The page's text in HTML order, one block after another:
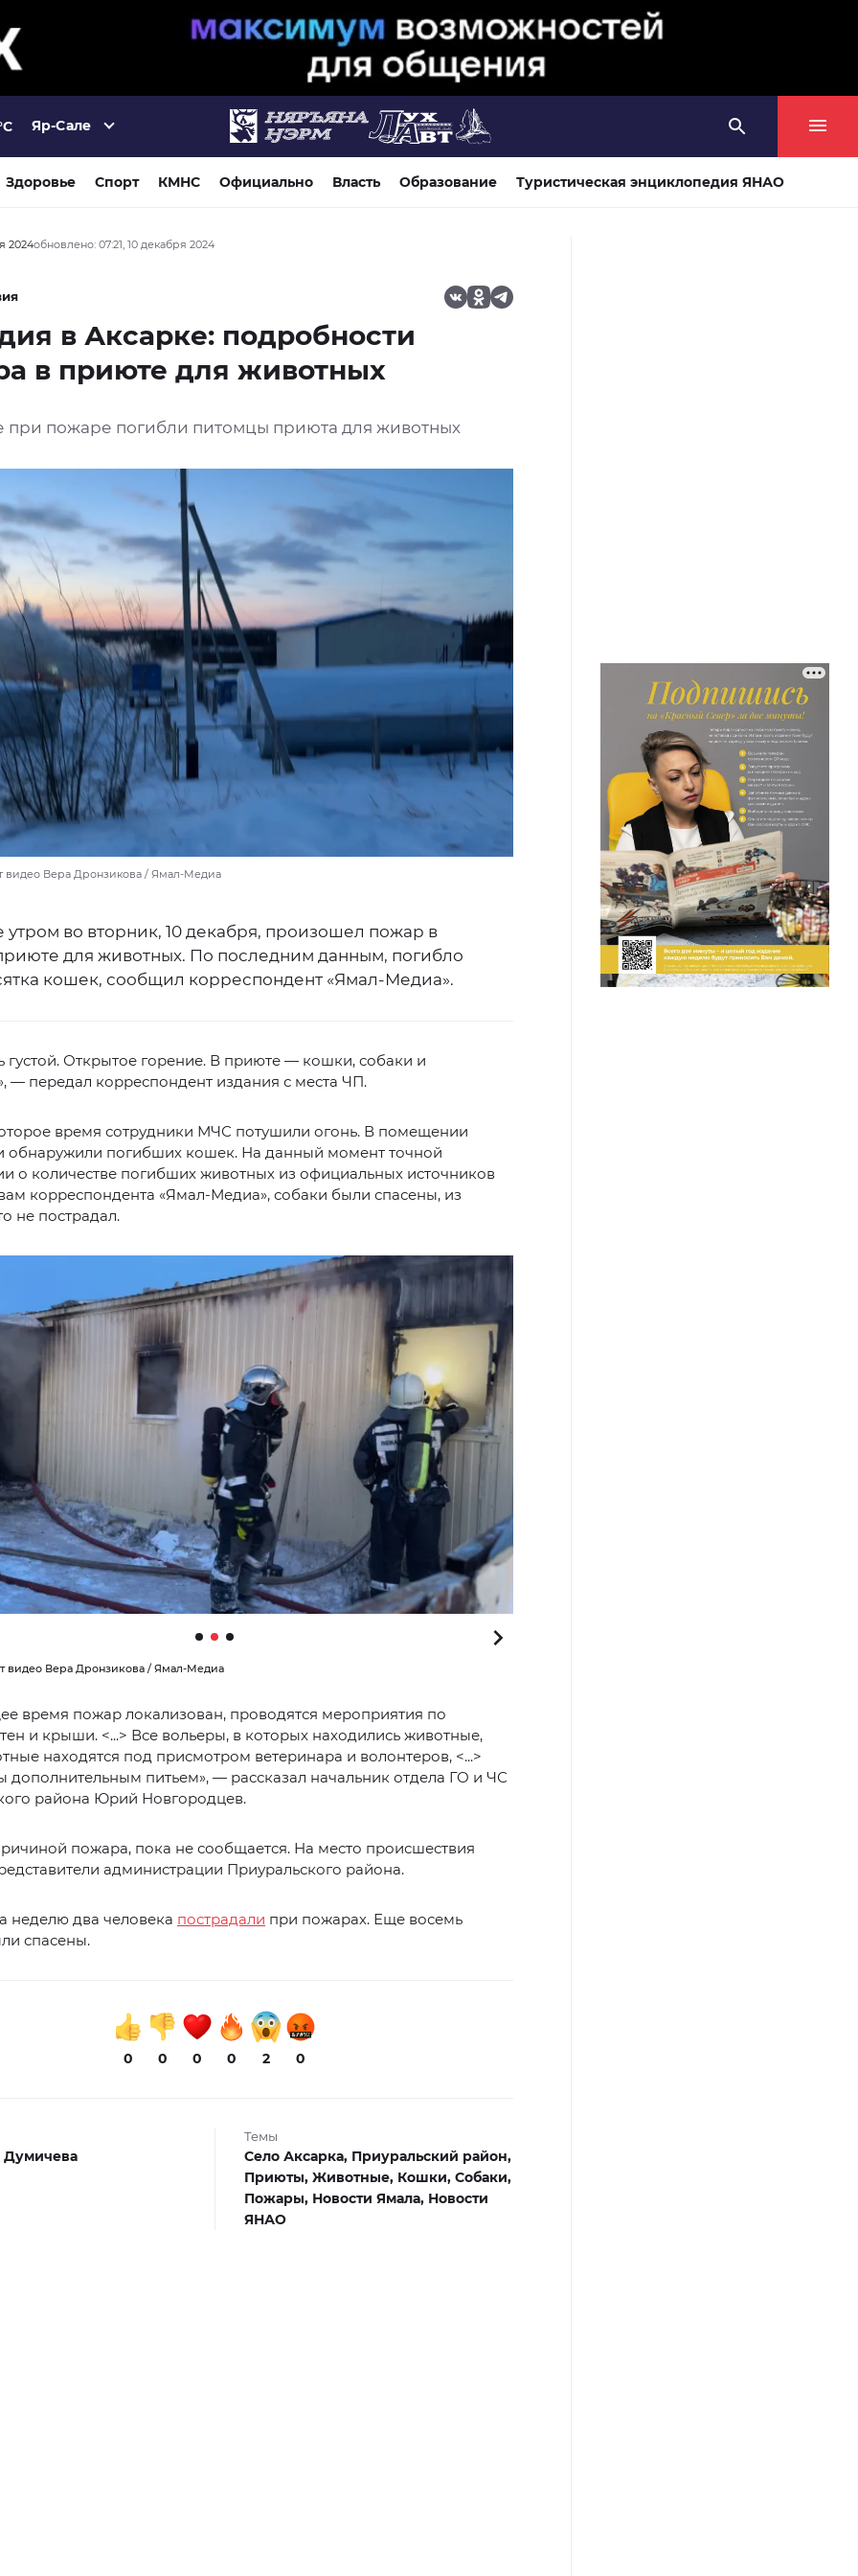
Яр-Сале
Здоровье Спорт КМНС Официально Власть Образование Туристическая энциклопедия ЯНАО
2024обновлено: 07:21, 10 декабря 2024
в Аксарке: подробности
в приюте для животных
при пожаре погибли питомцы приюта для животных
видео Вера Дронзикова / Ямал-Медиа
утром во вторник, 10 декабря, произошел пожар в
для животных. По последним данным, погибло
кошек, сообщил корреспондент «Ямал-Медиа».
густой. Открытое горение. В приюте — кошки, собаки и
— передал корреспондент издания с места ЧП.
время сотрудники МЧС потушили огонь. В помещении
обнаружили погибших кошек. На данный момент точной
о количестве погибших животных из официальных источников
корреспондента «Ямал-Медиа», собаки были спасены, из
не пострадал.
видео Вера Дронзикова / Ямал-Медиа
время пожар локализован, проводятся мероприятия по
и крыши. <...> Все вольеры, в которых находились животные,
находятся под присмотром ветеринара и волонтеров, <...>
дополнительным питьем», — рассказал начальник отдела ГО и ЧС
района Юрий Новгородцев.
пожара, пока не сообщается. На место происшествия
администрации Приуральского района.
неделю два человека пострадали при пожарах. Еще восемь
спасены.
0 0 0 0 2 0
Думичева
Темы
Село Аксарка, Приуральский район,
Приюты, Животные, Кошки, Собаки,
Пожары, Новости Ямала, Новости
ЯНАО